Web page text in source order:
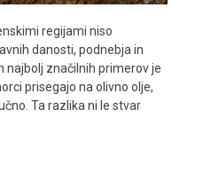
regijami niso
danosti, podnebja in
najbolj značilnih primerov je
prisegajo na olivno olje,
Ta razlika ni le stvar